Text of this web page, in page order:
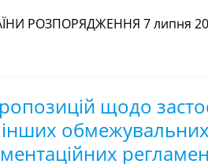
РОЗПОРЯДЖЕННЯ 7 липня
щодо
обмежувальних